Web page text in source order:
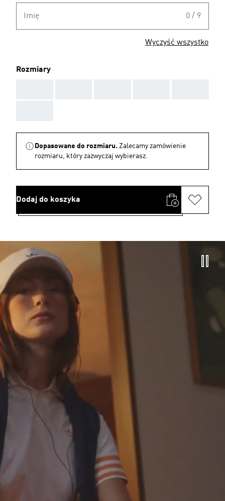
Imię 0 / 9
Wyczyść wszystko
Rozmiary
Dopasowane do rozmiaru. Zalecamy zamówienie
rozmiaru, który zazwyczaj wybierasz.
Dodaj do koszyka